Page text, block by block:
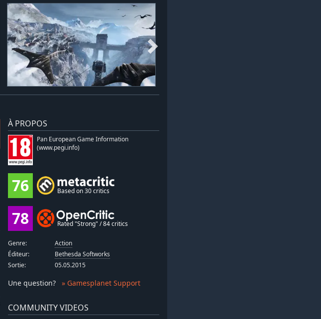
À PROPOS
Pan European Game Information
(www.pegi.info)
76 Based on 30 critics
78 Rated "Strong" / 84 critics
Genre:
Action
Éditeur:
Bethesda Softworks
Sortie:
05.05.2015
Une question? » Gamesplanet Support
COMMUNITY VIDEOS